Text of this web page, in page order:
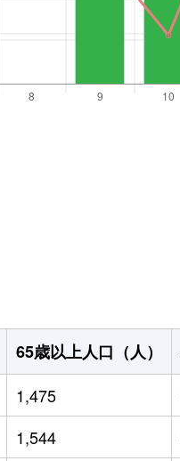
65歳以上人口（人）
1,475
1,544